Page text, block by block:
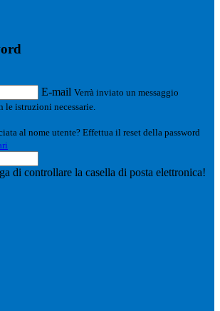
E-mail Verrà inviato un messaggio
istruzioni necessarie.
al nome utente? Effettua il reset della password
di controllare la casella di posta elettronica!